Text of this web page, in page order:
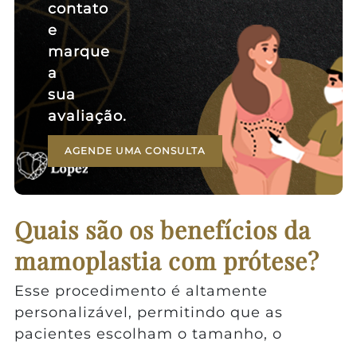
contato
e
marque
a
sua
avaliação.
AGENDE UMA CONSULTA
Quais são os benefícios da
mamoplastia com prótese?
Esse procedimento é altamente
personalizável, permitindo que as
pacientes escolham o tamanho, o